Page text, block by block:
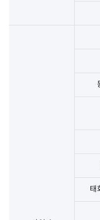
태